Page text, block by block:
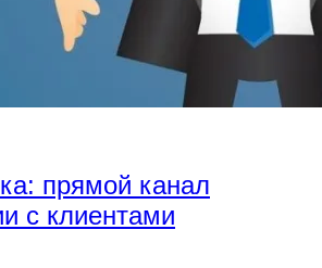
прямой канал
с клиентами